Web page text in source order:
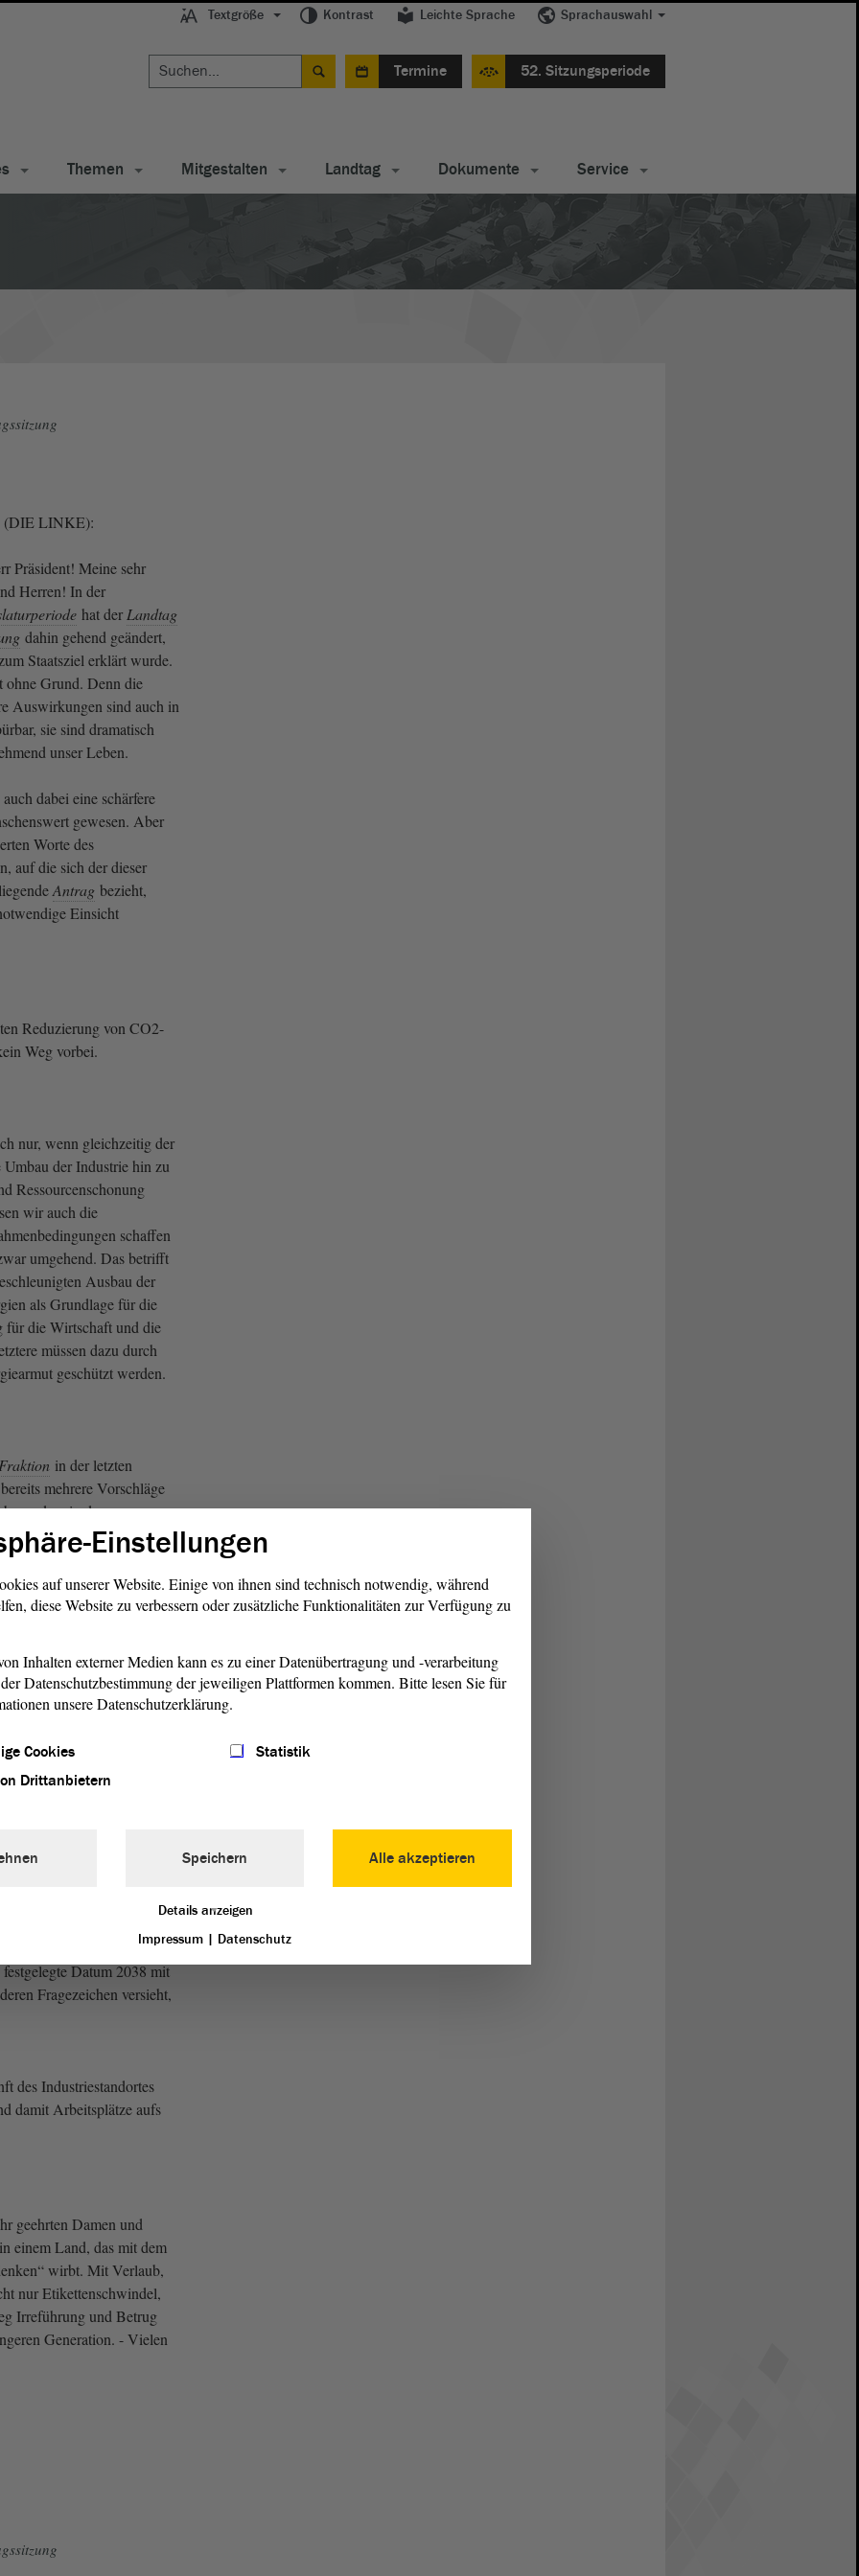
Textgröße Kontrast Leichte Sprache Sprachauswahl
Termine 52. Sitzungsperiode
Themen Mitgestalten Landtag Dokumente Service
(DIE LINKE):
Präsident! Meine sehr
Herren! In der
hat der Landtag
dahin gehend geändert,
Staatsziel erklärt wurde.
ohne Grund. Denn die
Auswirkungen sind auch in
sie sind dramatisch
unser Leben.
dabei eine schärfere
gewesen. Aber
Worte des
auf die sich der dieser
Antrag bezieht,
Einsicht
Reduzierung von CO2-
Weg vorbei.
nur, wenn gleichzeitig der
der Industrie hin zu
Ressourcenschonung
wir auch die
schaffen
umgehend. Das betrifft
Ausbau der
als Grundlage für die
für die Wirtschaft und die
müssen dazu durch
geschützt werden.
Fraktion in der letzten
bereits mehrere Vorschläge
in der
steigender
für leichte Linderung
sie denn umgesetzt
es das Land in der Hand,
zu stärken und
und energieeffiziente
eben auch das
Industriestandort
machen. Wer
Zöpfen festhält
dass sie mit
einfach weiter
und sogar das im
Datum 2038 mit
Fragezeichen versieht,
des Industriestandortes
damit Arbeitsplätze aufs
geehrten Damen und
einem Land, das mit dem
wirbt. Mit Verlaub,
nur Etikettenschwindel,
Irreführung und Betrug
Generation. - Vielen
Einstellungen
auf unserer Website. Einige von ihnen sind technisch notwendig, während
diese Website zu verbessern oder zusätzliche Funktionalitäten zur Verfügung zu
Inhalten externer Medien kann es zu einer Datenübertragung und -verarbeitung
Datenschutzbestimmung der jeweiligen Plattformen kommen. Bitte lesen Sie für
unsere Datenschutzerklärung.
Cookies
Statistik
Drittanbietern
Alle akzeptieren
Speichern
Details anzeigen
Impressum | Datenschutz